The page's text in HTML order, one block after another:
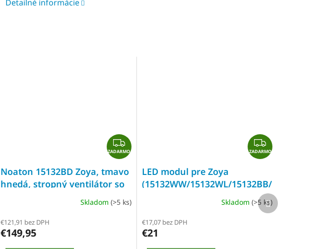
Detailné informácie
Z
A
A
M
ZADARMO
Noaton 15132BD Zoya, tmavo
hnedá, stropný ventilátor so
Skladom (>5 ks)
€121,91 bez DPH
€149,95
Z
A
A
R
M
O
ZADARMO
LED modul pre Zoya
(15132WW/15132WL/15132BB/15132BD),
Skladom (>5 ks)
€17,07 bez DPH
€21
Ďalší
produkt